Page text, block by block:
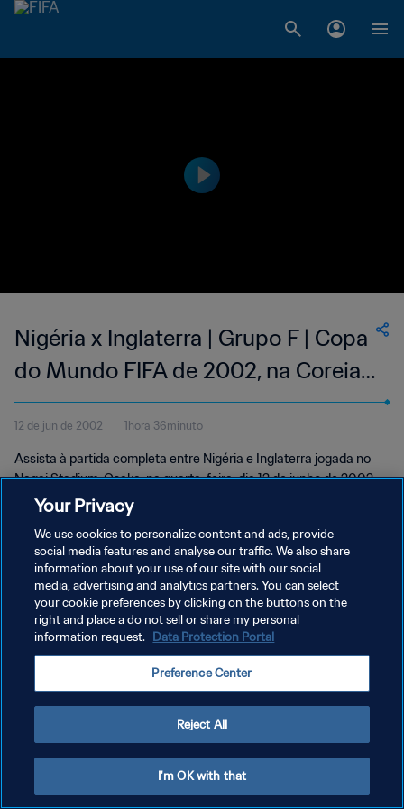
Nigéria x Inglaterra | Grupo F | Copa
do Mundo FIFA de 2002, na Coreia
e no Japão | Jogo Completo
12 de jun de 2002 1hora 36minuto
Assista à partida completa entre Nigéria e Inglaterra jogada no
Nagai Stadium, Osaka, na quarta-feira, dia 12 de junho de 2002.
POLÍTICA DE PRIVACIDADE
TERMOS DE SERVIÇO
ADMINISTRAR AS PREFERÊNCIAS DE COOKIES
Your Privacy
We use cookies to personalize content and ads, provide
social media features and analyse our traffic. We also share
information about your use of our site with our social
media, advertising and analytics partners. You can select
your cookie preferences by clicking on the buttons on the
right and place a do not sell or share my personal
information request. Data Protection Portal
Preference Center
Reject All
I'm OK with that